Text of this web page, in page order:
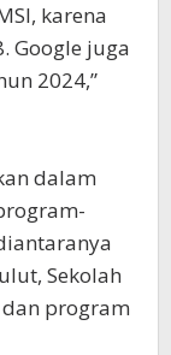
karena
Google juga
2024,”
dalam
Sekolah
dan program